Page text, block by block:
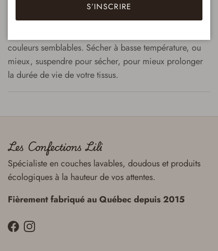
couleurs semblables. Sécher à basse température, ou
mieux, suspendre pour sécher, pour mieux prolonger
la durée de vie de votre tissus.
Les Confections Lili
Spécialiste en couches lavables, doudous et produits
écologiques à la hauteur de vos attentes.
Fièrement fabriqué au Québec depuis 2015
FacebookInstagram
S’INSCRIRE